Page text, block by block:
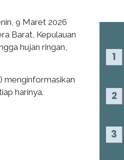
9 Maret 2026
Barat, Kepulauan
hujan ringan,
menginformasikan
harinya.